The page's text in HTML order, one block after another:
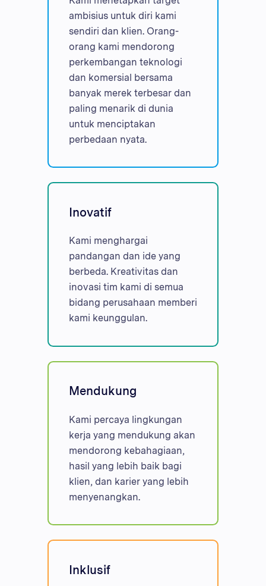
ambisius untuk diri kami
sendiri dan klien. Orang-
orang kami mendorong
perkembangan teknologi
dan komersial bersama
banyak merek terbesar dan
paling menarik di dunia
untuk menciptakan
perbedaan nyata.
Inovatif
Kami menghargai
pandangan dan ide yang
berbeda. Kreativitas dan
inovasi tim kami di semua
bidang perusahaan memberi
kami keunggulan.
Mendukung
Kami percaya lingkungan
kerja yang mendukung akan
mendorong kebahagiaan,
hasil yang lebih baik bagi
klien, dan karier yang lebih
menyenangkan.
Inklusif